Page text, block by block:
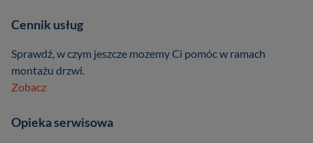
Cennik usług
Sprawdź, w czym jeszcze mozemy Ci pomóc w ramach
montażu drzwi.
Zobacz
Opieka serwisowa